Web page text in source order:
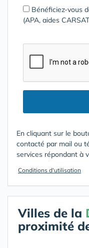
Bénéficiez-vous
(APA, aides
En cliquant sur le
contacté par mail ou
services répondant à
Conditions d'utilisation
Villes de la
proximité